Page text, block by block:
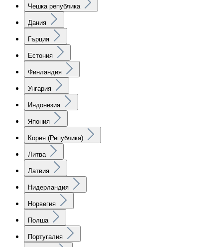
Чешка република
Дания
Гърция
Естония
Финландия
Унгария
Индонезия
Япония
Корея (Република)
Литва
Латвия
Нидерландия
Норвегия
Полша
Португалия